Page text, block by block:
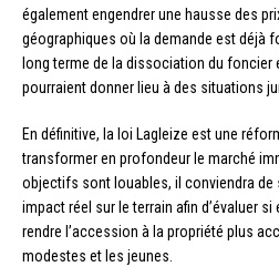
également engendrer une hausse des
géographiques où la demande est déjà
long terme de la dissociation du foncier
pourraient donner lieu à des situations
En définitive, la loi Lagleize est une
transformer en profondeur le marché
objectifs sont louables, il conviendra de
impact réel sur le terrain afin d’évaluer
rendre l’accession à la propriété plus
modestes et les jeunes.